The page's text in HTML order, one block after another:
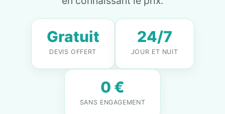
Gratuit
DEVIS OFFERT
24/7
JOUR ET NUIT
0 €
SANS ENGAGEMENT